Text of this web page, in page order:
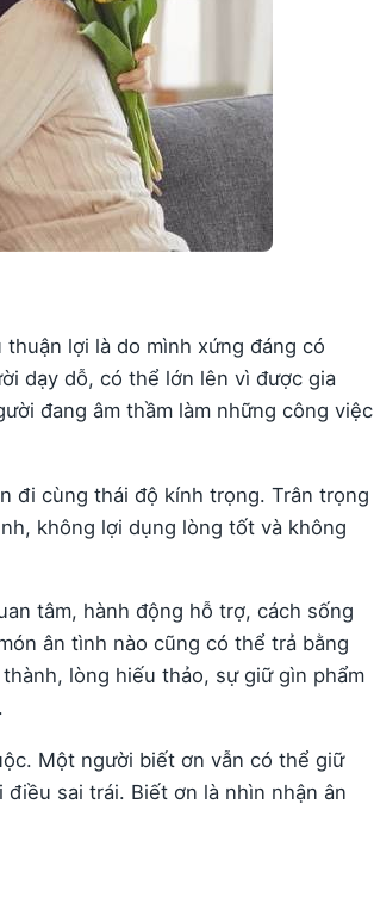
lợi là do mình xứng đáng có
dạy dỗ, có thể lớn lên vì được gia
đang âm thầm làm những công việc
đi cùng thái độ kính trọng. Trân trọng
không lợi dụng lòng tốt và không
tâm, hành động hỗ trợ, cách sống
ân tình nào cũng có thể trả bằng
lòng hiếu thảo, sự giữ gìn phẩm
Một người biết ơn vẫn có thể giữ
sai trái. Biết ơn là nhìn nhận ân